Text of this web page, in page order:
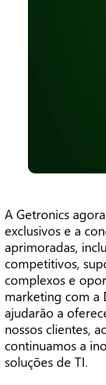
A Getronics
exclusivos e a
aprimoradas,
competitivos,
complexos e
marketing com a
ajudarão a
nossos clientes,
continuamos a
soluções de TI.